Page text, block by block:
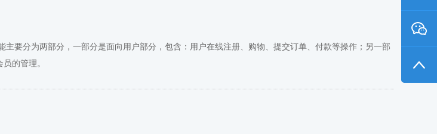
要分为两部分，一部分是面向用户部分，包含：用户在线注册、购物、提交订单、付款等操作；另一部
的管理。